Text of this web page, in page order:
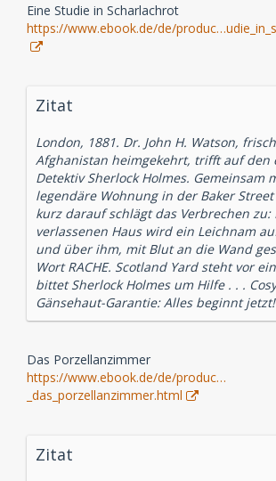
Eine Studie in Scharlachrot
https://www.ebook.de/de/
Zitat
London, 1881. Dr. John H. Watson,
Afghanistan heimgekehrt, trifft auf den
Detektiv Sherlock Holmes. Gemeinsam
legendäre Wohnung in der Baker
kurz darauf schlägt das Verbrechen zu:
verlassenen Haus wird ein Leichnam
und über ihm, mit Blut an die Wand
Wort RACHE. Scotland Yard steht vor
bittet Sherlock Holmes um Hilfe . . .
Gänsehaut-Garantie: Alles beginnt jetzt!
Das Porzellanzimmer
https://www.ebook.de/de/produc…
_das_porzellanzimmer.html
Zitat